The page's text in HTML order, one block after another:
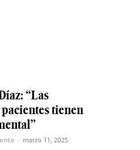
“Las
tienen
- marzo 11, 2025